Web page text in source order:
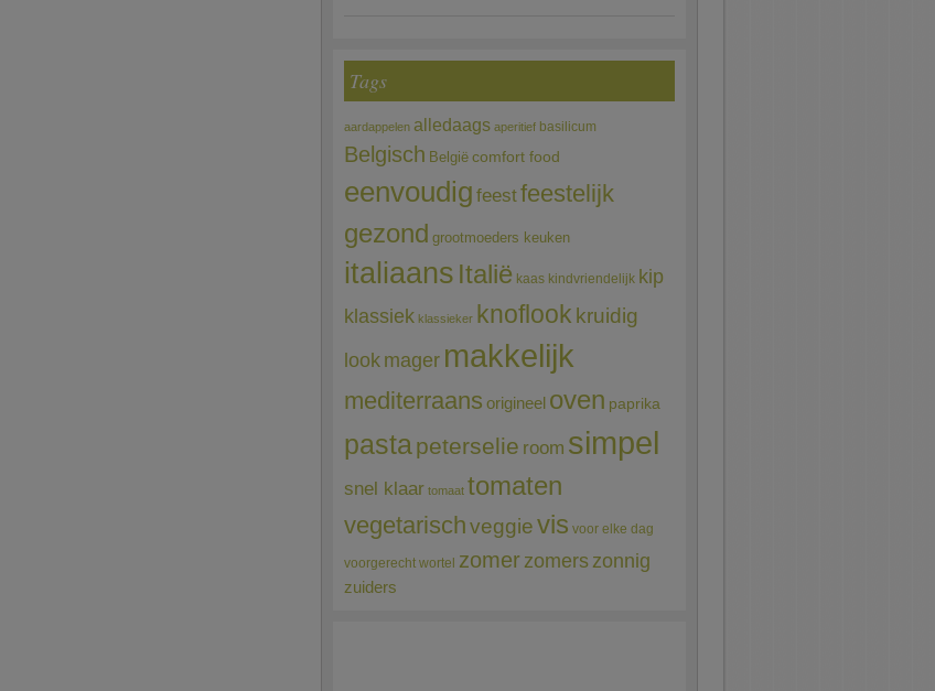
Tags
aardappelen alledaags aperitief basilicum
Belgisch België comfort food
eenvoudig feestfeestelijk
gezond grootmoeders keuken
italiaans Italië kaas kindvriendelijk kip
klassiek klassieker knoflook kruidig
look mager makkelijk
mediterraans origineel oven paprika
pastapeterselie room simpel
snel klaar tomaat tomaten
vegetarischveggievis voor elke dag
voorgerecht wortel zomerzomerszonnig
zuiders